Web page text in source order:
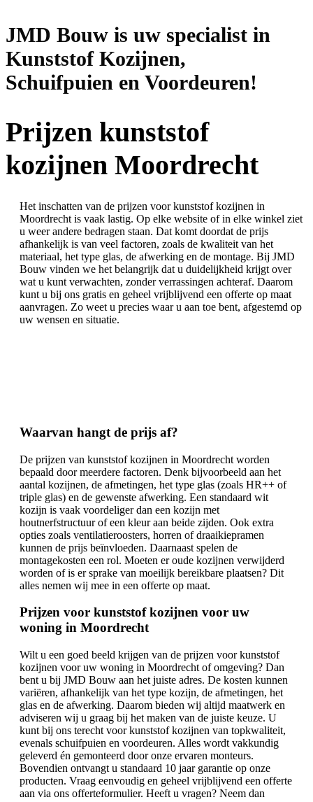
JMD Bouw is uw specialist in
Kunststof Kozijnen,
Schuifpuien en Voordeuren!
Prijzen kunststof
kozijnen Moordrecht
Het inschatten van de prijzen voor kunststof kozijnen in
Moordrecht is vaak lastig. Op elke website of in elke winkel ziet
u weer andere bedragen staan. Dat komt doordat de prijs
afhankelijk is van veel factoren, zoals de kwaliteit van het
materiaal, het type glas, de afwerking en de montage. Bij JMD
Bouw vinden we het belangrijk dat u duidelijkheid krijgt over
wat u kunt verwachten, zonder verrassingen achteraf. Daarom
kunt u bij ons gratis en geheel vrijblijvend een offerte op maat
aanvragen. Zo weet u precies waar u aan toe bent, afgestemd op
uw wensen en situatie.
Waarvan hangt de prijs af?
De prijzen van kunststof kozijnen in Moordrecht worden
bepaald door meerdere factoren. Denk bijvoorbeeld aan het
aantal kozijnen, de afmetingen, het type glas (zoals HR++ of
triple glas) en de gewenste afwerking. Een standaard wit
kozijn is vaak voordeliger dan een kozijn met
houtnerfstructuur of een kleur aan beide zijden. Ook extra
opties zoals ventilatieroosters, horren of draaikiepramen
kunnen de prijs beïnvloeden. Daarnaast spelen de
montagekosten een rol. Moeten er oude kozijnen verwijderd
worden of is er sprake van moeilijk bereikbare plaatsen? Dit
alles nemen wij mee in een offerte op maat.
Prijzen voor kunststof kozijnen voor uw
woning in Moordrecht
Wilt u een goed beeld krijgen van de prijzen voor kunststof
kozijnen voor uw woning in Moordrecht of omgeving? Dan
bent u bij JMD Bouw aan het juiste adres. De kosten kunnen
variëren, afhankelijk van het type kozijn, de afmetingen, het
glas en de afwerking. Daarom bieden wij altijd maatwerk en
adviseren wij u graag bij het maken van de juiste keuze. U
kunt bij ons terecht voor kunststof kozijnen van topkwaliteit,
evenals schuifpuien en voordeuren. Alles wordt vakkundig
geleverd én gemonteerd door onze ervaren monteurs.
Bovendien ontvangt u standaard 10 jaar garantie op onze
producten. Vraag eenvoudig en geheel vrijblijvend een offerte
aan via ons offerteformulier. Heeft u vragen? Neem dan